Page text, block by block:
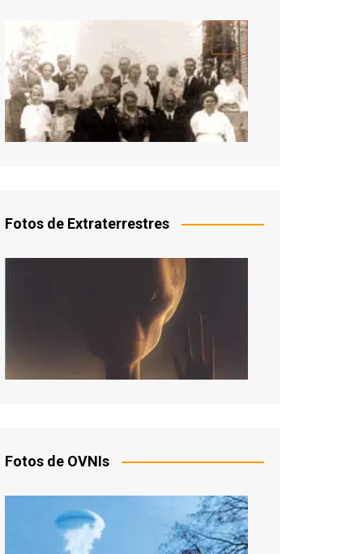
Fotos de Extraterrestres
Fotos de OVNIs